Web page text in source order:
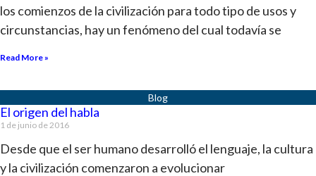
los comienzos de la civilización para todo tipo de usos y
circunstancias, hay un fenómeno del cual todavía se
Read More »
El origen del habla
1 de junio de 2016
Desde que el ser humano desarrolló el lenguaje, la cultura
y la civilización comenzaron a evolucionar